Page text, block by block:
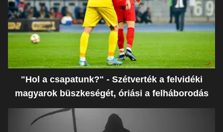
"Hol a csapatunk?" - Szétverték a felvidéki
magyarok büszkeségét, óriási a felháborodás